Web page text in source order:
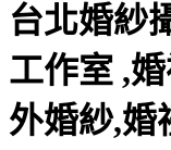
台北婚紗
工作室 ,
外婚紗,婚